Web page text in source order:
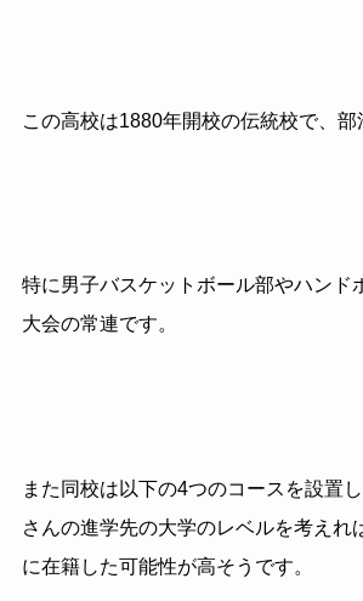
この高校は1880年開校の伝統校で、部
特に男子バスケットボール部やハンド
大会の常連です。
また同校は以下の4つのコースを設置
さんの進学先の大学のレベルを考えれ
に在籍した可能性が高そうです。